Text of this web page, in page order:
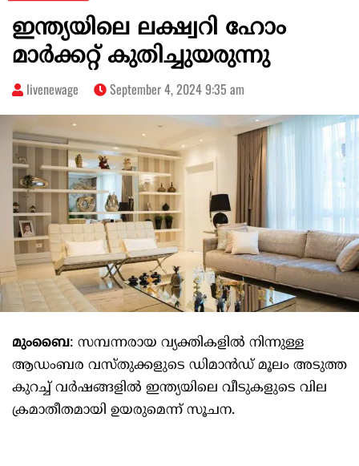
ഇന്ത്യയിലെ ലക്ഷ്വറി ഹോം
മാര്‍ക്കറ്റ് കുതിച്ചുയരുന്നു
livenewage September 4, 2024 9:35 am
മുംബൈ: സമ്പന്നരായ വ്യക്തികളില്‍ നിന്നുള്ള
ആഡംബര വസ്തുക്കളുടെ ഡിമാന്‍ഡ് മൂലം അടുത്ത
കുറച്ച് വര്‍ഷങ്ങളില്‍ ഇന്ത്യയിലെ വീടുകളുടെ വില
ക്രമാതീതമായി ഉയരുമെന്ന് സൂചന.